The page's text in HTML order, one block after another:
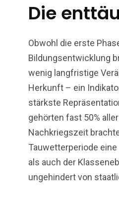
Die
Obwohl die erste
Bildungsentwicklung
wenig langfristige
Herkunft – ein
stärkste
gehörten fast 50%
Nachkriegszeit
Tauwetterperiode
als auch der
ungehindert von